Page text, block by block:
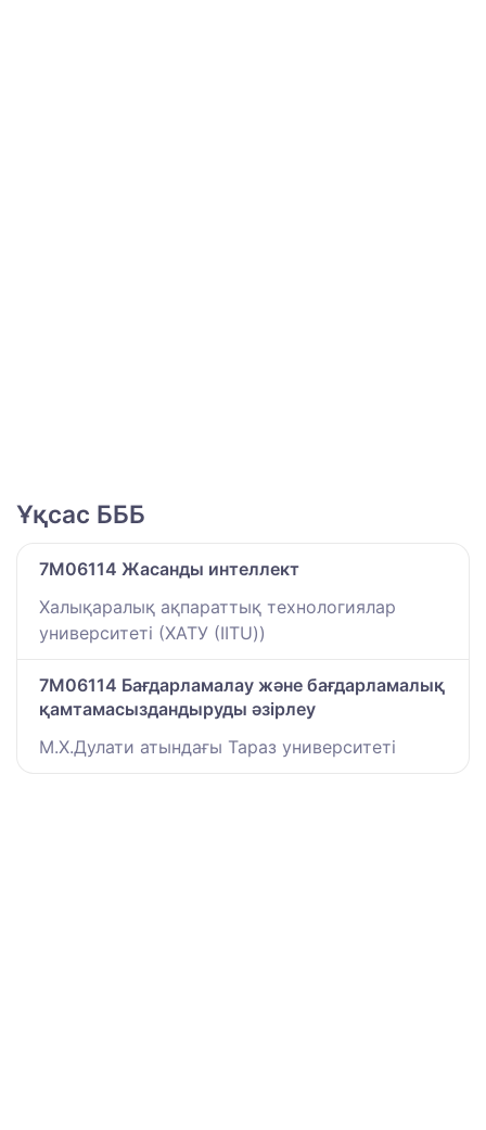
Ұқсас БББ
7M06114 Жасанды интеллект
Халықаралық ақпараттық технологиялар
университеті (ХАТУ (IITU))
7M06114 Бағдарламалау және бағдарламалық
қамтамасыздандыруды әзірлеу
М.Х.Дулати атындағы Тараз университеті